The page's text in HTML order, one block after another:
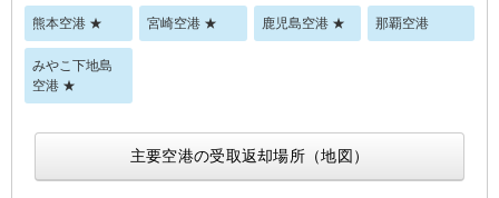
熊本空港 ★ 宮崎空港 ★ 鹿児島空港 ★ 那覇空港
みやこ下地島
空港 ★
主要空港の受取返却場所（地図）